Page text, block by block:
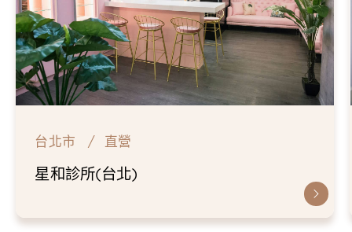
台北市 直營
仁愛星和診所